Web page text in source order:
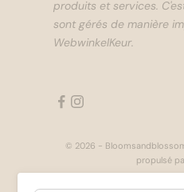
produits et services.
sont gérés de manière
WebwinkelKeur.
© 2026 -
propulsé